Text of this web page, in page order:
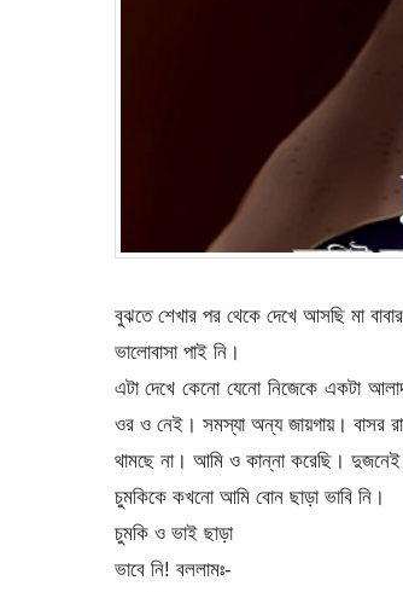
বুঝতে শেখার পর থেকে দেখে আসছি মা
ভালোবাসা পাই নি।
এটা দেখে কেনো যেনো নিজেকে একটা
ওর ও নেই। সমস্যা অন্য জায়গায়। বাসর
থামছে না। আমি ও কান্না করেছি। দুজনেই
চুমকিকে কখনো আমি বোন ছাড়া ভাবি নি।
চুমকি ও ভাই ছাড়া
ভাবে নি! বললামঃ-